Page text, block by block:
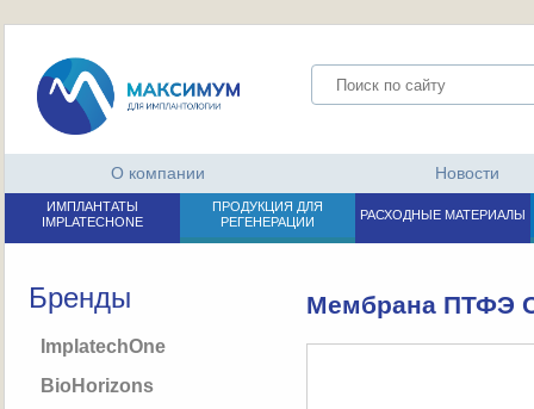
О компании Новости
ИМПЛАНТАТЫ
IMPLATECHONE
ПРОДУКЦИЯ ДЛЯ
РЕГЕНЕРАЦИИ
РАСХОДНЫЕ МАТЕРИАЛЫ
Бренды
ImplatechOne
BioHorizons
Мембрана ПТФЭ